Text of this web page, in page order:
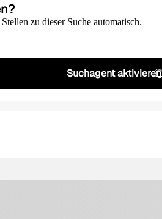
zu dieser Suche automatisch.
Suchagent aktivieren